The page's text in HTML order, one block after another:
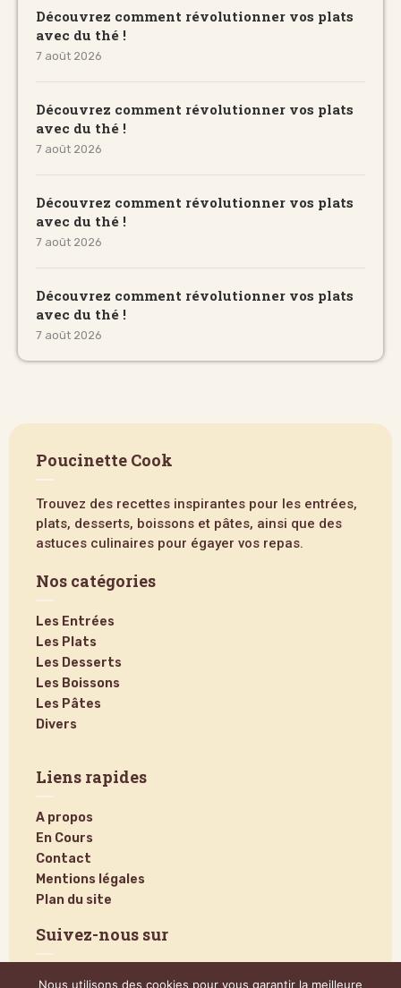
Découvrez comment révolutionner vos plats
avec du thé !
7 août 2026
Découvrez comment révolutionner vos plats
avec du thé !
7 août 2026
Découvrez comment révolutionner vos plats
avec du thé !
7 août 2026
Découvrez comment révolutionner vos plats
avec du thé !
7 août 2026
Poucinette Cook
Trouvez des recettes inspirantes pour les entrées,
plats, desserts, boissons et pâtes, ainsi que des
astuces culinaires pour égayer vos repas.
Nos catégories
Les Entrées
Les Plats
Les Desserts
Les Boissons
Les Pâtes
Divers
Liens rapides
A propos
En Cours
Contact
Mentions légales
Plan du site
Suivez-nous sur
Nous utilisons des cookies pour vous garantir la meilleure